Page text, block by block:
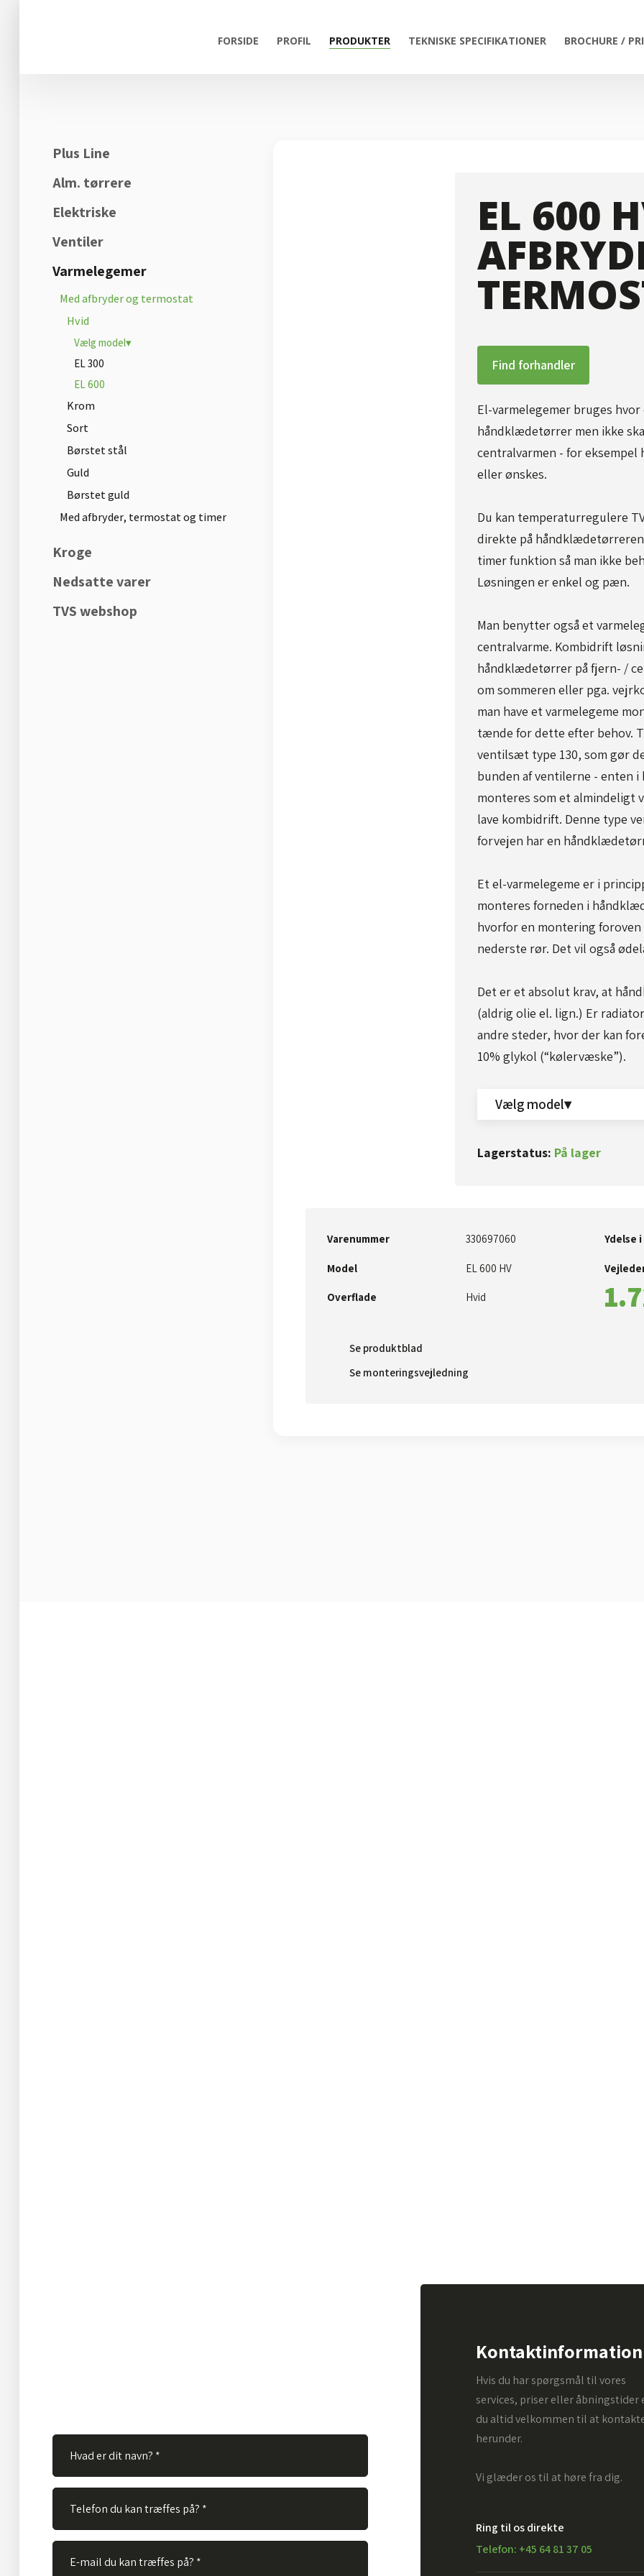
FORSIDE PROFIL PRODUKTER TEKNISKE SPECIFIKATIONER BROCHURE /
Plus Line
Alm. tørrere
Elektriske
Ventiler
Varmelegemer
Med afbryder og termostat
Hvid
Vælg model▾
EL 300
EL 600
Krom
Sort
Børstet stål
Guld
Børstet guld
Med afbryder, termostat og timer
Kroge
Nedsatte varer
TVS webshop
EL 600
Find forhandler
El-varmelegemer bruges
håndklædetørrer men ikke
centralvarmen - for
eller ønskes.
Du kan temperaturregulere
direkte på
timer funktion så man ikke
Løsningen er enkel og pæn.
Man benytter også et
centralvarme. Kombidrift
håndklædetørrer på fjern- /
om sommeren eller pga.
man have et varmelegeme
tænde for dette efter behov.
ventilsæt type 130, som gør
bunden af ventilerne - enten
monteres som et almindeligt
lave kombidrift. Denne type
forvejen har en
Et el-varmelegeme er i
monteres forneden i
hvorfor en montering foroven
nederste rør. Det vil også
Det er et absolut krav, at
(aldrig olie el. lign.) Er
andre steder, hvor der kan
10% glykol (“kølervæske”).​​
Vælg model▾
Lagerstatus: På lager
Varenummer 330697060​
Model ​EL 600 HV​
Overflade Hvid
Ydelse
Se produktblad​
Se monteringsvejledning
Kontaktinformation
Hvis du har spørgsmål til vores
services, priser eller åbningstider
du altid velkommen til at
herunder.
Vi glæder os til at høre fra dig.
Ring til os direkte
Telefon: +45 64 81 37 05